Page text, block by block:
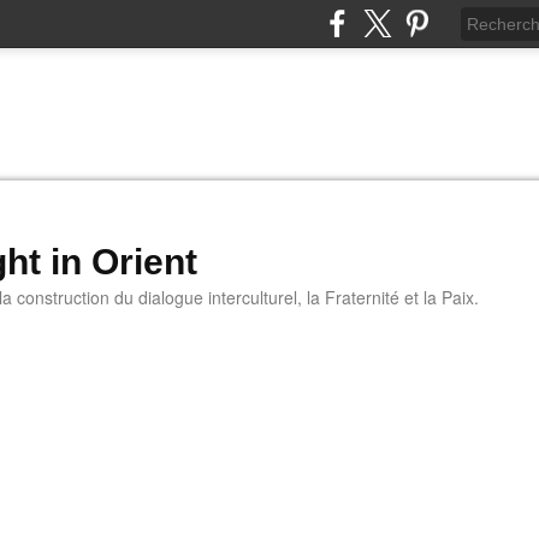
in Orient
construction du dialogue interculturel, la Fraternité et la Paix.